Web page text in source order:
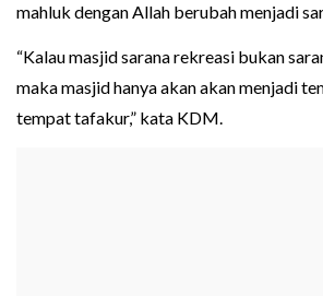
mahluk dengan Allah berubah menjadi
“Kalau masjid sarana rekreasi bukan
maka masjid hanya akan akan menjadi
tempat tafakur,” kata KDM.